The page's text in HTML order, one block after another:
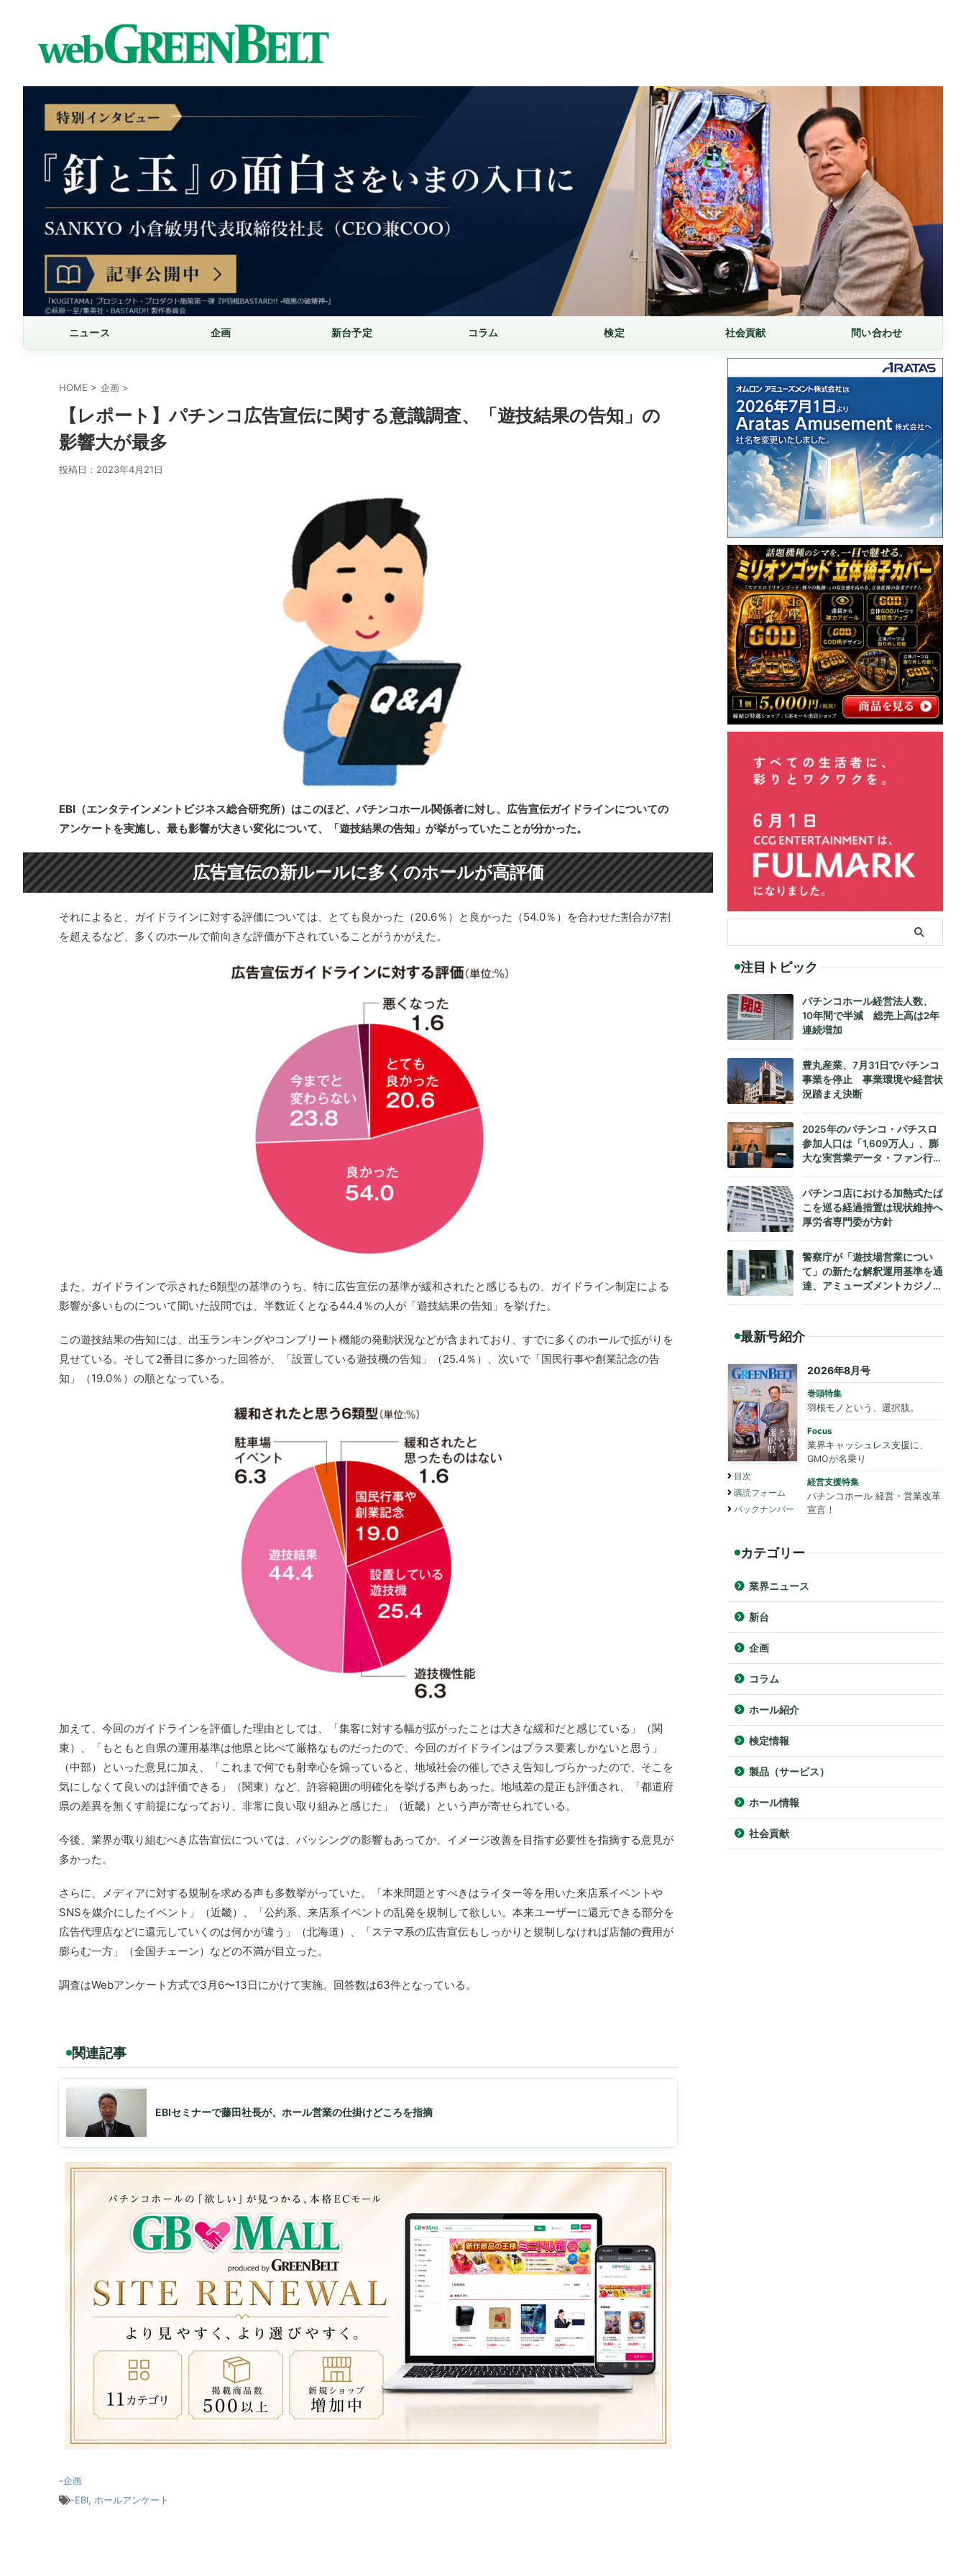
ニュース 企画 新台予定 コラム 検定 社会貢献 問い合わせ
HOME > 企画 >
【レポート】パチンコ広告宣伝に関する意識調査、「遊技結果の告知」の
影響大が最多
投稿日： 2023年4月21日
EBI（エンタテインメントビジネス総合研究所）はこのほど、パチンコホール関係者に対し、広告宣伝ガイドラインについての
アンケートを実施し、最も影響が大きい変化について、「遊技結果の告知」が挙がっていたことが分かった。
広告宣伝の新ルールに多くのホールが高評価
それによると、ガイドラインに対する評価については、とても良かった（20.6％）と良かった（54.0％）を合わせた割合が7割
を超えるなど、多くのホールで前向きな評価が下されていることがうかがえた。
また、ガイドラインで示された6類型の基準のうち、特に広告宣伝の基準が緩和されたと感じるもの、ガイドライン制定による
影響が多いものについて聞いた設問では、半数近くとなる44.4％の人が「遊技結果の告知」を挙げた。
この遊技結果の告知には、出玉ランキングやコンプリート機能の発動状況などが含まれており、すでに多くのホールで拡がりを
見せている。そして2番目に多かった回答が、「設置している遊技機の告知」（25.4％）、次いで「国民行事や創業記念の告
知」（19.0％）の順となっている。
加えて、今回のガイドラインを評価した理由としては、「集客に対する幅が拡がったことは大きな緩和だと感じている」（関
東）、「もともと自県の運用基準は他県と比べて厳格なものだったので、今回のガイドラインはプラス要素しかないと思う」
（中部）といった意見に加え、「これまで何でも射幸心を煽っていると、地域社会の催しでさえ告知しづらかったので、そこを
気にしなくて良いのは評価できる」（関東）など、許容範囲の明確化を挙げる声もあった。地域差の是正も評価され、「都道府
県の差異を無くす前提になっており、非常に良い取り組みと感じた」（近畿）という声が寄せられている。
今後、業界が取り組むべき広告宣伝については、バッシングの影響もあってか、イメージ改善を目指す必要性を指摘する意見が
多かった。
さらに、メディアに対する規制を求める声も多数挙がっていた。「本来問題とすべきはライター等を用いた来店系イベントや
SNSを媒介にしたイベント」（近畿）、「公約系、来店系イベントの乱発を規制して欲しい。本来ユーザーに還元できる部分を
広告代理店などに還元していくのは何かが違う」（北海道）、「ステマ系の広告宣伝もしっかりと規制しなければ店舗の費用が
膨らむ一方」（全国チェーン）などの不満が目立った。
調査はWebアンケート方式で3月6〜13日にかけて実施。回答数は63件となっている。
関連記事
EBIセミナーで藤田社長が、ホール営業の仕掛けどころを指摘
-企画
-EBI, ホールアンケート
注目トピック
パチンコホール経営法人数、
10年間で半減 総売上高は2年
連続増加
豊丸産業、7月31日でパチンコ
事業を停止 事業環境や経営状
況踏まえ決断
2025年のパチンコ・パチスロ
参加人口は「1,609万人」、膨
大な実営業データ・ファン行動
公式発表
パチンコ店における加熱式たば
こを巡る経過措置は現状維持へ
厚労省専門委が方針
警察庁が「遊技場営業につい
て」の新たな解釈運用基準を通
達、アミューズメントカジノへ
最新号紹介
目次
購読フォーム
バックナンバー
2026年8月号
巻頭特集
羽根モノという、選択肢。
Focus
業界キャッシュレス支援に、
GMOが名乗り
経営支援特集
パチンコホール 経営・営業改革
宣言！
カテゴリー
業界ニュース
新台
企画
コラム
ホール紹介
検定情報
製品（サービス）
ホール情報
社会貢献